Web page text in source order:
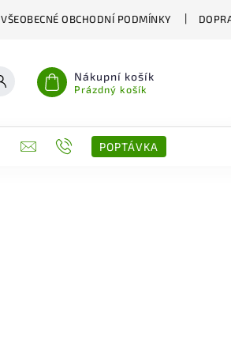
VŠEOBECNÉ OBCHODNÍ PODMÍNKY
Nákupní košík
Prázdný košík
KONTAKTY POPTÁVKA